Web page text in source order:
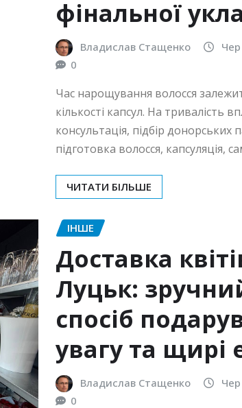
фінальної
Владислав Стащенко
0
Час нарощування волосся
кількості капсул. На тривалість
консультація, підбір донорських
підготовка волосся, капсуляція,
ЧИТАТИ БІЛЬШЕ
ІНШЕ
Доставка
Луцьк:
спосіб
увагу та щирі
Владислав Стащенко
0